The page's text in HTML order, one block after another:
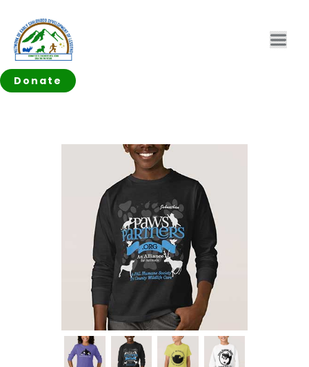
Donate